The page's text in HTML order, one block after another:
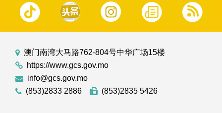
澳门南湾大马路762-804号中华广场15楼
https://www.gcs.gov.mo
info@gcs.gov.mo
(853)2833 2886
(853)2835 5426